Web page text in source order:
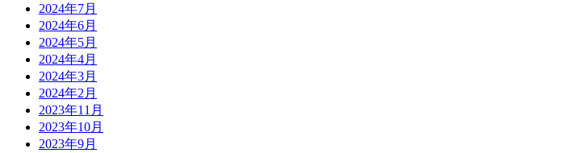
2024年7月
2024年6月
2024年5月
2024年4月
2024年3月
2024年2月
2023年11月
2023年10月
2023年9月